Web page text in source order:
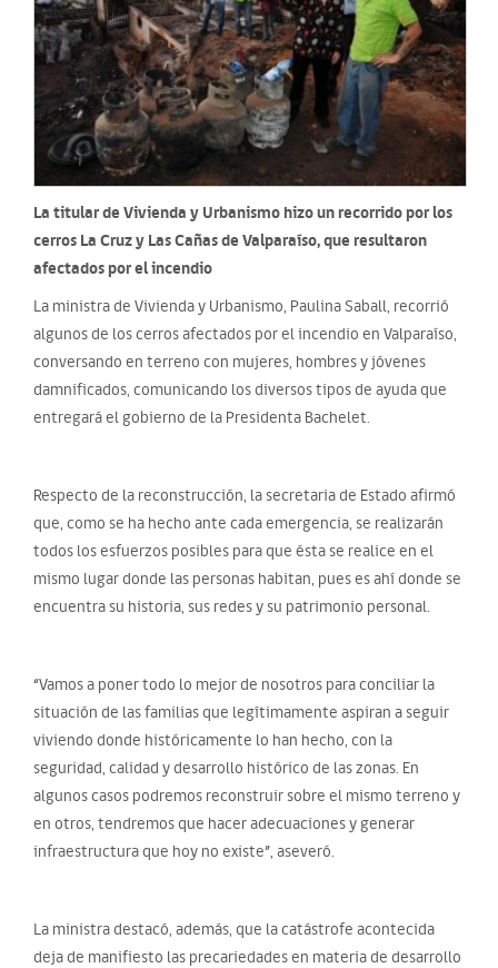
La titular de Vivienda y Urbanismo hizo un recorrido por los
cerros La Cruz y Las Cañas de Valparaíso, que resultaron
afectados por el incendio
La ministra de Vivienda y Urbanismo, Paulina Saball, recorrió
algunos de los cerros afectados por el incendio en Valparaíso,
conversando en terreno con mujeres, hombres y jóvenes
damnificados, comunicando los diversos tipos de ayuda que
entregará el gobierno de la Presidenta Bachelet.
Respecto de la reconstrucción, la secretaria de Estado afirmó
que, como se ha hecho ante cada emergencia, se realizarán
todos los esfuerzos posibles para que ésta se realice en el
mismo lugar donde las personas habitan, pues es ahí donde se
encuentra su historia, sus redes y su patrimonio personal.
“Vamos a poner todo lo mejor de nosotros para conciliar la
situación de las familias que legítimamente aspiran a seguir
viviendo donde históricamente lo han hecho, con la
seguridad, calidad y desarrollo histórico de las zonas. En
algunos casos podremos reconstruir sobre el mismo terreno y
en otros, tendremos que hacer adecuaciones y generar
infraestructura que hoy no existe”, aseveró.
La ministra destacó, además, que la catástrofe acontecida
deja de manifiesto las precariedades en materia de desarrollo